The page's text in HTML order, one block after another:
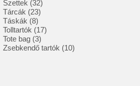
Szettek 3232
termék
Tárcák 2323
termék
Táskák 88
termék
Tolltartók 1717
Tote bag 33
termék
Zsebkendő tartók 1010